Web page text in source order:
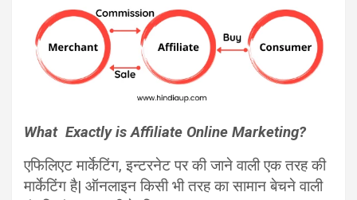
What Exactly is Affiliate Online Marketing?
एफिलिएट मार्केटिंग, इन्टरनेट पर की जाने वाली एक तरह की
मार्केटिंग है| ऑनलाइन किसी भी तरह का सामान बेचने वाली